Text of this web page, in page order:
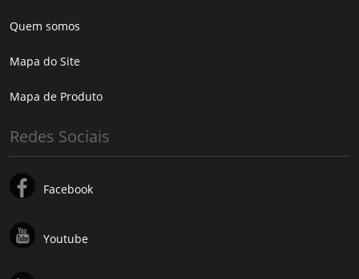
Quem somos
Mapa do Site
Mapa de Produto
Redes Sociais
Facebook
Youtube